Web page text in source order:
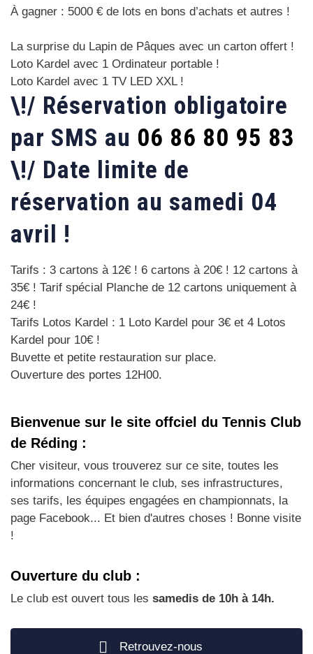
À gagner : 5000 € de lots en bons d’achats et autres !
La surprise du Lapin de Pâques avec un carton offert !
Loto Kardel avec 1 Ordinateur portable !
Loto Kardel avec 1 TV LED XXL !
\!/ Réservation obligatoire
par SMS au 06 86 80 95 83
\!/ Date limite de
réservation au samedi 04
avril !
Tarifs : 3 cartons à 12€ ! 6 cartons à 20€ ! 12 cartons à
35€ ! Tarif spécial Planche de 12 cartons uniquement à
24€ !
Tarifs Lotos Kardel : 1 Loto Kardel pour 3€ et 4 Lotos
Kardel pour 10€ !
Buvette et petite restauration sur place.
Ouverture des portes 12H00.
Bienvenue sur le site offciel du Tennis Club
de Réding :
Cher visiteur, vous trouverez sur ce site, toutes les
informations concernant le club, ses infrastructures,
ses tarifs, les équipes engagées en championnats, la
page Facebook... Et bien d'autres choses ! Bonne visite
!
Ouverture du club :
Le club est ouvert tous les samedis de 10h à 14h.
Retrouvez-nous